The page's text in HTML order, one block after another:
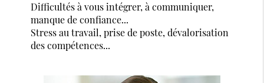
Difficultés à vous intégrer, à communiquer,
manque de confiance...
Stress au travail, prise de poste, dévalorisation
des compétences...